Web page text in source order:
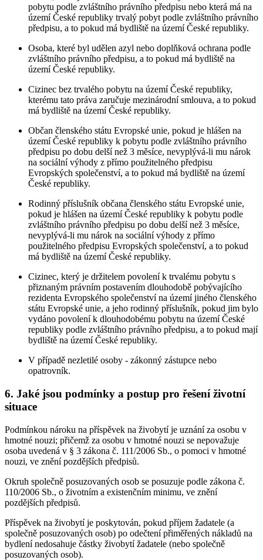
pobytu podle zvláštního právního předpisu nebo která má na
území České republiky trvalý pobyt podle zvláštního právního
předpisu, a to pokud má bydliště na území České republiky.
Osoba, které byl udělen azyl nebo doplňková ochrana podle
zvláštního právního předpisu, a to pokud má bydliště na
území České republiky.
Cizinec bez trvalého pobytu na území České republiky,
kterému tato práva zaručuje mezinárodní smlouva, a to pokud
má bydliště na území České republiky.
Občan členského státu Evropské unie, pokud je hlášen na
území České republiky k pobytu podle zvláštního právního
předpisu po dobu delší než 3 měsíce, nevyplývá-li mu nárok
na sociální výhody z přímo použitelného předpisu
Evropských společenství, a to pokud má bydliště na území
České republiky.
Rodinný příslušník občana členského státu Evropské unie,
pokud je hlášen na území České republiky k pobytu podle
zvláštního právního předpisu po dobu delší než 3 měsíce,
nevyplývá-li mu nárok na sociální výhody z přímo
použitelného předpisu Evropských společenství, a to pokud
má bydliště na území České republiky.
Cizinec, který je držitelem povolení k trvalému pobytu s
přiznaným právním postavením dlouhodobě pobývajícího
rezidenta Evropského společenství na území jiného členského
státu Evropské unie, a jeho rodinný příslušník, pokud jim bylo
vydáno povolení k dlouhodobému pobytu na území České
republiky podle zvláštního právního předpisu, a to pokud mají
bydliště na území České republiky.
V případě nezletilé osoby - zákonný zástupce nebo
opatrovník.
6. Jaké jsou podmínky a postup pro řešení životní
situace
Podmínkou nároku na příspěvek na živobytí je uznání za osobu v
hmotné nouzi; přičemž za osobu v hmotné nouzi se nepovažuje
osoba uvedená v § 3 zákona č. 111/2006 Sb., o pomoci v hmotné
nouzi, ve znění pozdějších předpisů.
Okruh společně posuzovaných osob se posuzuje podle zákona č.
110/2006 Sb., o životním a existenčním minimu, ve znění
pozdějších předpisů.
Příspěvek na živobytí je poskytován, pokud příjem žadatele (a
společně posuzovaných osob) po odečtení přiměřených nákladů na
bydlení nedosahuje částky živobytí žadatele (nebo společně
posuzovaných osob).